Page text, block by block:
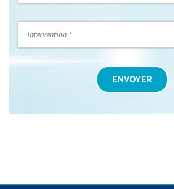
ENVOYER